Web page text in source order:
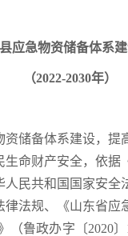
应急物资储备体系
（2022-2030年）
资储备体系建设，提
生命财产安全，依据
人民共和国国家安全
律法规、《山东省应
（鲁政办字〔2020